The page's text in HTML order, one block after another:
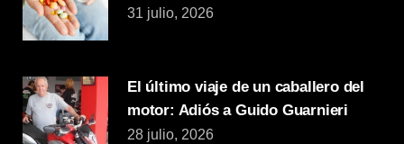
31 julio, 2026
El último viaje de un caballero del
motor: Adiós a Guido Guarnieri
28 julio, 2026